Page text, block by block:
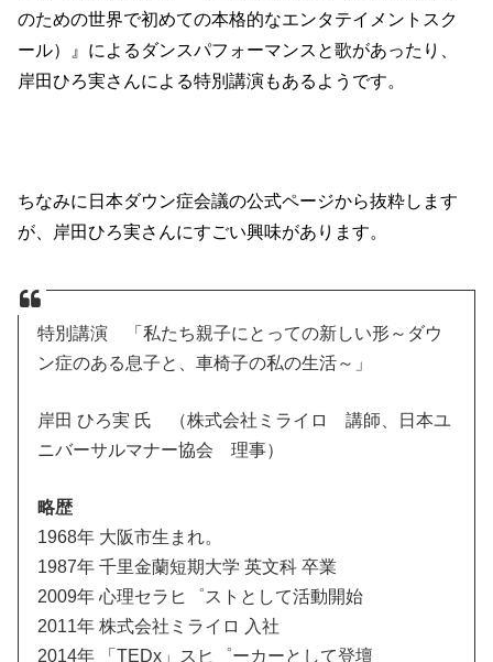
のための世界で初めての本格的なエンタテイメントスク
ール）』によるダンスパフォーマンスと歌があったり、
岸田ひろ実さんによる特別講演もあるようです。
ちなみに日本ダウン症会議の公式ページから抜粋します
が、岸田ひろ実さんにすごい興味があります。
特別講演 「私たち親子にとっての新しい形～ダウ
ン症のある息子と、車椅子の私の生活～」
岸田 ひろ実 氏 （株式会社ミライロ 講師、日本ユ
ニバーサルマナー協会 理事）
略歴
1968年 大阪市生まれ。
1987年 千里金蘭短期大学 英文科 卒業
2009年 心理セラヒ゜ストとして活動開始
2011年 株式会社ミライロ 入社
2014年 「TEDx」スヒ゜ーカーとして登壇